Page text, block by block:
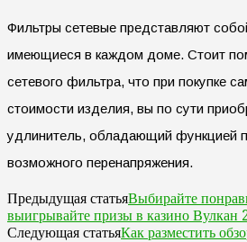
Фильтры сетевые представляют
имеющиеся в каждом доме. Стоит
сетевого фильтра, что при покупке
стоимости изделия, вы по сути
удлинитель, обладающий функцией
возможного перенапряжения.
Предыдущая статьяВыбирайте
выигрывайте призы в казино Вулкан
Следующая статьяКак разместить